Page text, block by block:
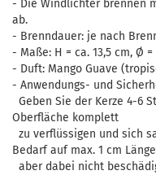
- Die Windlichter brennen
ab.
- Brenndauer: je nach
- Maße: H = ca. 13,5 cm, Ø =
- Duft: Mango Guave
- Anwendungs- und
Geben Sie der Kerze 4-6
Oberfläche komplett
zu verflüssigen und sich
Bedarf auf max. 1 cm
aber dabei nicht